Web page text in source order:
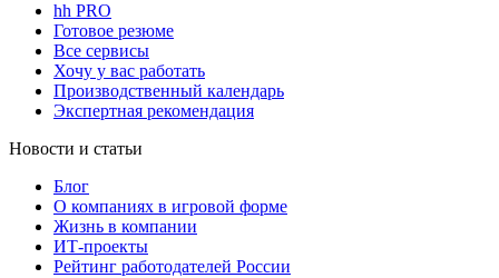
hh PRO
Готовое резюме
Все сервисы
Хочу у вас работать
Производственный календарь
Экспертная рекомендация
Новости и статьи
Блог
О компаниях в игровой форме
Жизнь в компании
ИТ-проекты
Рейтинг работодателей России